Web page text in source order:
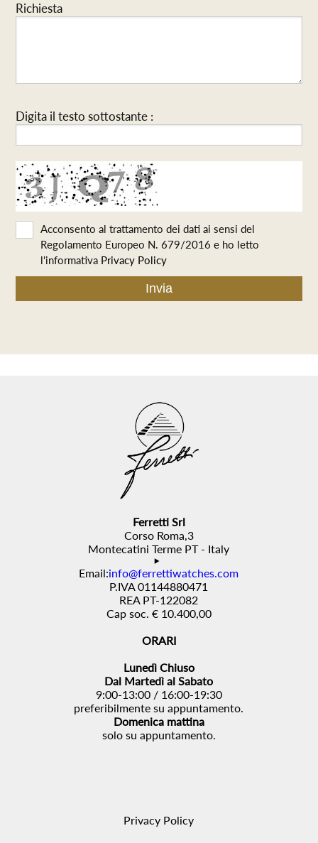
Richiesta
Digita il testo sottostante :
Acconsento al trattamento dei dati ai sensi del
Regolamento Europeo N. 679/2016 e ho letto
l'informativa Privacy Policy
Ferretti Srl
Corso Roma,3
Montecatini Terme PT - Italy
Email:info@ferrettiwatches.com
P.IVA 01144880471
REA PT-122082
Cap soc. € 10.400,00
ORARI
Lunedì Chiuso
Dal Martedì al Sabato
9:00-13:00 / 16:00-19:30
preferibilmente su appuntamento.
Domenica mattina
solo su appuntamento.
Privacy Policy